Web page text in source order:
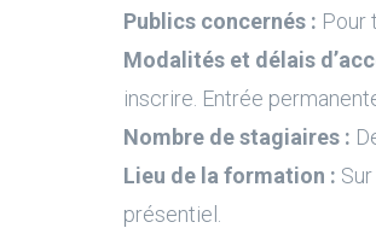
Publics concernés : Pour
Modalités et délais
inscrire. Entrée
Nombre de stagiaires :
Lieu de la formation :
présentiel.